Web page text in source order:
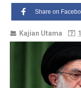
Share on
Kajian Utama